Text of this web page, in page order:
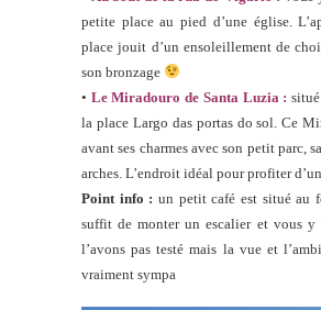
petite place au pied d’une église.
place jouit d’un ensoleillement de
son bronzage
• Le Miradouro de Santa Luzia :
la place Largo das portas do sol. Ce
avant ses charmes avec son petit parc,
arches. L’endroit idéal pour profiter
Point info : un petit café est situé au
suffit de monter un escalier et vous y
l’avons pas testé mais la vue et
vraiment sympa